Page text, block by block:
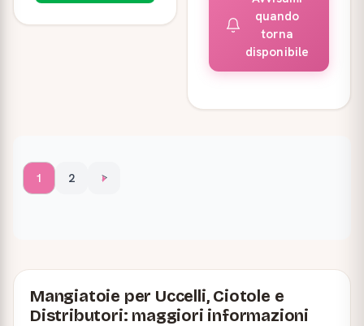
quando
torna
disponibile
1 2 >
Mangiatoie per Uccelli, Ciotole e
Distributori: maggiori informazioni